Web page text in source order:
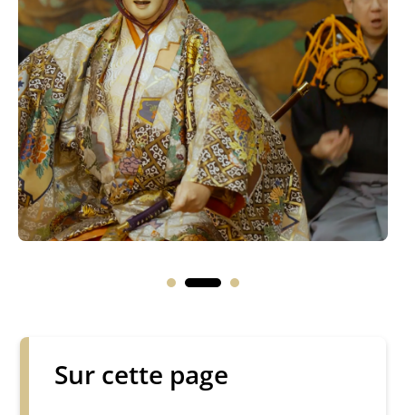
Sur cette page